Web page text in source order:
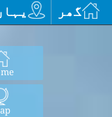
گھر